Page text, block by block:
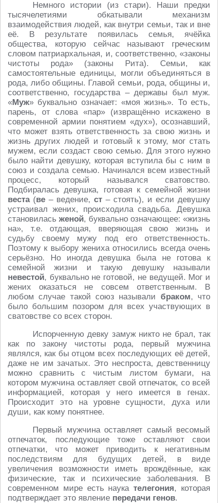
Немного истории (из стари). Наши предки
тысячелетиями обкатывали механизм
взаимодействия людей, как внутри семьи, так и вне
её. В результате появилась семья, ячёйка
общества, которую сейчас называют греческим
словом патриархальная, и, соответственно, «законы
чистоты рода» (законы Рита). Семьи, как
самостоятельные единицы, могли объединяться в
рода, либо общины. Главой семьи, рода, общины и,
соответственно, государства – державы был муж.
«Муж» буквально означает: «моя жизнь». То есть,
парень, от слова «пар» (извращённо искажено в
современной армии понятием «дух»), осознавший,
что может взять ответственность за свою жизнь и
жизнь других людей и готовый к этому, мог стать
мужем, если создаст свою семью. Для этого нужно
было найти девушку, которая вступила бы с ним в
союз и создала семью. Начинался всем известный
процесс, который назывался сватовство.
Подбиралась девушка, готовая к семейной жизни
веста(ве – ведение, ст – стоять), и если девушку
устраивал жених, происходила свадьба. Девушка
становилась женой, буквально означающее: «жизнь
на», т.е. отдающая, вверяющая свою жизнь и
судьбу своему мужу под его ответственность.
Поэтому к выбору жениха относились всегда очень
серьёзно. Но иногда девушка была не готова к
семейной жизни и такую девушку называли
невестой, буквально не готовой, не ведущей. Мог и
жених оказаться не совсем ответственным. В
любом случае такой союз называли браком, что
было большим позором для всех участвующих в
сватовстве со всех сторон.
Испорченную девку замуж никто не брал, так
как по закону чистоты рода, первый мужчина
являлся, как бы отцом всех последующих её детей,
даже не им зачатых. Это неспроста, девственницу
можно сравнить с чистым листом бумаги, на
котором мужчина оставляет свой отпечаток, со всей
информацией, которая у него имеется в генах.
Происходит это на уровне сущности, духа или
души, как кому понятнее.
Первый мужчина оставляет самый весомый
отпечаток, последующие тоже оставляют свои
отпечатки, что может приводить к негативным
последствиям для будущих детей, в виде
увеличения возможности иметь врождённые, как
физические, так и психические заболевания. В
современном мире есть наукателегония, которая
подтверждает это явление передачи генов.